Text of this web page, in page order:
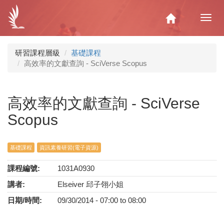
內
Home
研習課程層級
基礎課程
高效率的文獻查詢 - SciVerse Scopus
高效率的文獻查詢 - SciVerse
Scopus
基礎課程 資訊素養研習(電子資源)
課程編號:
1031A0930
講者:
Elseiver 邱子翎小姐
日期/時間:
09/30/2014 - 07:00 to 08:00